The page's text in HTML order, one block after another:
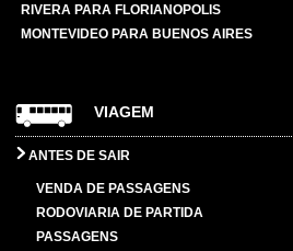
RIVERA PARA FLORIANOPOLIS
MONTEVIDEO PARA BUENOS AIRES
VIAGEM
ANTES DE SAIR
VENDA DE PASSAGENS
RODOVIARIA DE PARTIDA
PASSAGENS